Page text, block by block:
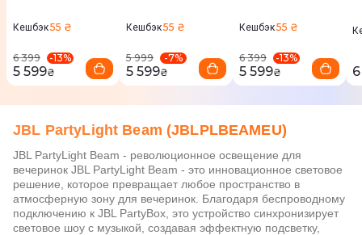
Кешбэк55 ₴
6 399 -13%
5 599₴
Кешбэк55 ₴
5 999 -7%
5 599₴
Кешбэк55 ₴
6 399 -13%
5 599₴
JBL PartyLight Beam (JBLPLBEAMEU)
JBL PartyLight Beam - революционное освещение для
вечеринок JBL PartyLight Beam - это инновационное световое
решение, которое превращает любое пространство в
атмосферную зону для вечеринок. Благодаря беспроводному
подключению к JBL PartyBox, это устройство синхронизирует
световое шоу с музыкой, создавая эффектную подсветку,